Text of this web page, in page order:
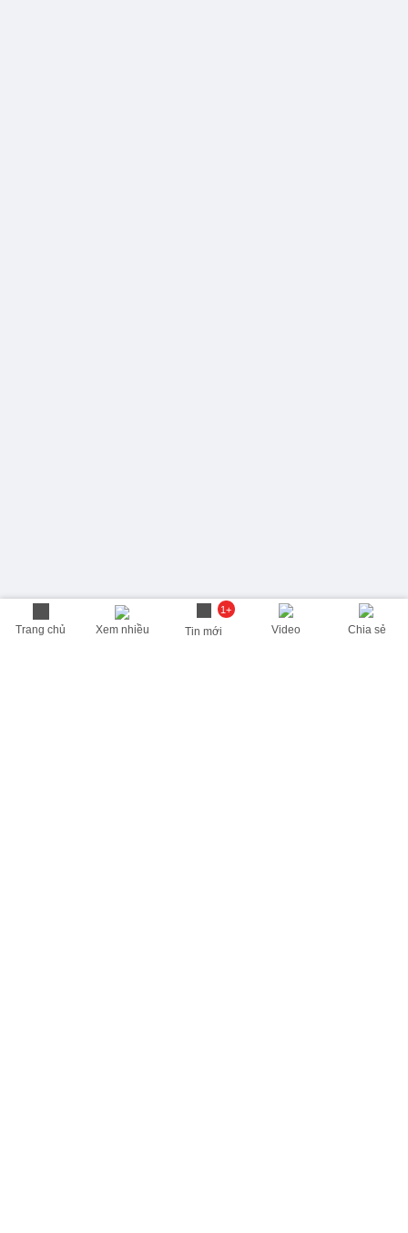
Trang chủ Xem nhiều
1+
Tin mới Video Chia sẻ